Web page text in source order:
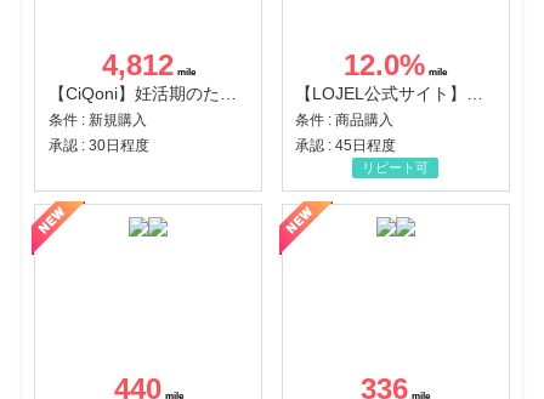
4,812
【CiQoni】妊活期のための葉酸サプリ
条件 : 新規購入
承認 : 30日程度
12.0%
【LOJEL公式サイト】スーツケース・バッグ
条件 : 商品購入
承認 : 45日程度
リピート可
440 336